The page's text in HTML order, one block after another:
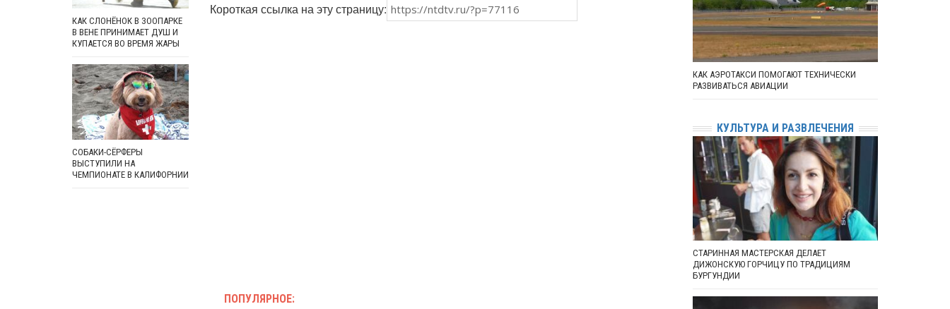
Короткая ссылка на эту страницу:
ПОПУЛЯРНОЕ:
КАК СЛОНЁНОК В ЗООПАРКЕ
В ВЕНЕ ПРИНИМАЕТ ДУШ И
КУПАЕТСЯ ВО ВРЕМЯ ЖАРЫ
СОБАКИ-СЁРФЕРЫ
ВЫСТУПИЛИ НА
ЧЕМПИОНАТЕ В КАЛИФОРНИИ
КАК АЭРОТАКСИ ПОМОГАЮТ ТЕХНИЧЕСКИ
РАЗВИВАТЬСЯ АВИАЦИИ
КУЛЬТУРА И РАЗВЛЕЧЕНИЯ
СТАРИННАЯ МАСТЕРСКАЯ ДЕЛАЕТ
ДИЖОНСКУЮ ГОРЧИЦУ ПО ТРАДИЦИЯМ
БУРГУНДИИ